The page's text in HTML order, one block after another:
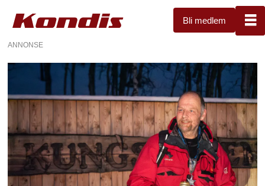
Bli medlem
ANNONSE